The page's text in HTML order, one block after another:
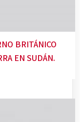
BRITÁNICO
EN SUDÁN.